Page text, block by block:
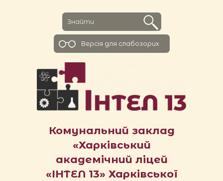
Комунальний заклад
«Харківський
академічний ліцей
«ІНТЕЛ 13» Харківської
Версiя для слабозорих